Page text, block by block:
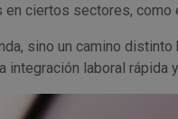
ciertos sectores, como
sino un camino
integración laboral rápida